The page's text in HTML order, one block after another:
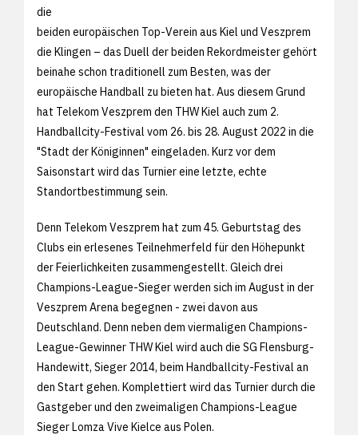
die
beiden europäischen Top-Verein aus Kiel und Veszprem
die Klingen – das Duell der beiden Rekordmeister gehört
beinahe schon traditionell zum Besten, was der
europäische Handball zu bieten hat. Aus diesem Grund
hat Telekom Veszprem den THW Kiel auch zum 2.
Handballcity-Festival vom 26. bis 28. August 2022 in die
"Stadt der Königinnen" eingeladen. Kurz vor dem
Saisonstart wird das Turnier eine letzte, echte
Standortbestimmung sein.
Denn Telekom Veszprem hat zum 45. Geburtstag des
Clubs ein erlesenes Teilnehmerfeld für den Höhepunkt
der Feierlichkeiten zusammengestellt. Gleich drei
Champions-League-Sieger werden sich im August in der
Veszprem Arena begegnen - zwei davon aus
Deutschland. Denn neben dem viermaligen Champions-
League-Gewinner THW Kiel wird auch die SG Flensburg-
Handewitt, Sieger 2014, beim Handballcity-Festival an
den Start gehen. Komplettiert wird das Turnier durch die
Gastgeber und den zweimaligen Champions-League
Sieger Lomza Vive Kielce aus Polen.